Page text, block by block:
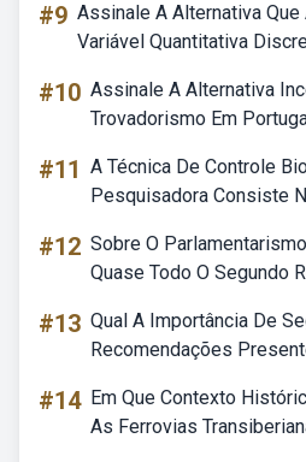
#9 Assinale A Alternativa Que
Variável Quantitativa
#10 Assinale A Alternativa
Trovadorismo Em
#11 A Técnica De Controle
Pesquisadora Consiste
#12 Sobre O
Quase Todo O Segundo
#13 Qual A Importância De
Recomendações
#14 Em Que Contexto
As Ferrovias